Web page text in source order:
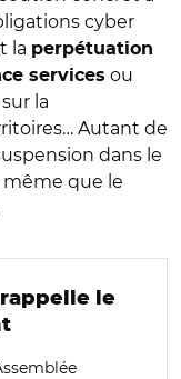
cyber
la perpétuation
services ou
la
Autant de
dans le
que le
rappelle le